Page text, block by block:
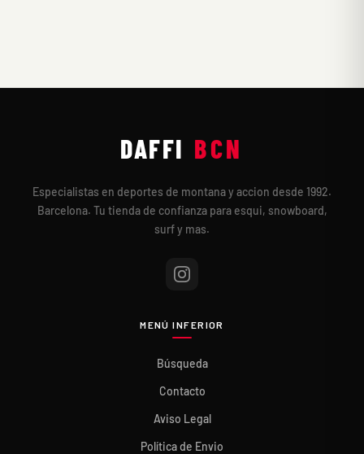
DAFFI BCN
Especialistas en deportes de montana y accion desde 1992.
Barcelona. Tu tienda de confianza para esqui, snowboard,
surf y mas.
MENÚ INFERIOR
Búsqueda
Contacto
Aviso Legal
Política de Envio